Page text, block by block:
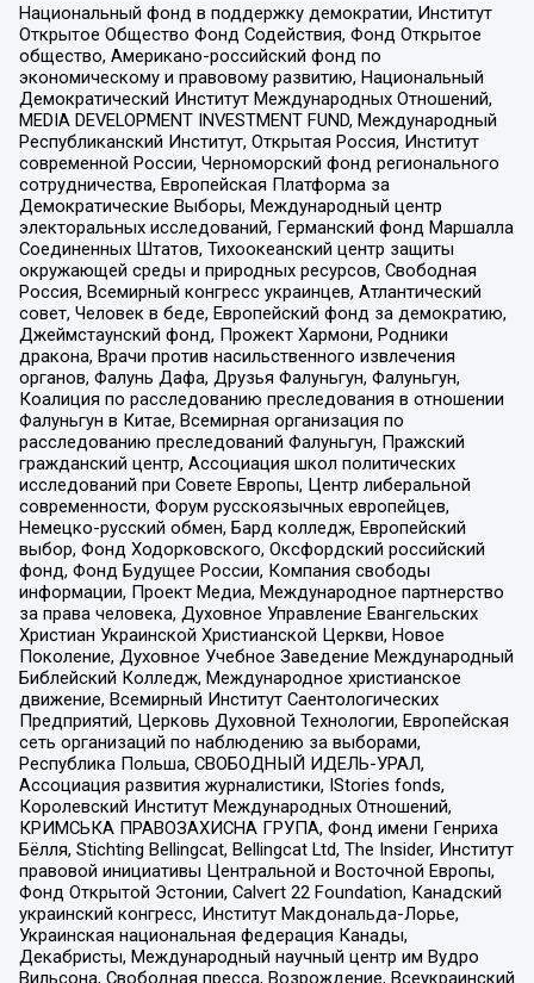
Национальный фонд в поддержку демократии, Институт
Открытое Общество Фонд Содействия, Фонд Открытое
общество, Американо-российский фонд по
экономическому и правовому развитию, Национальный
Демократический Институт Международных Отношений,
MEDIA DEVELOPMENT INVESTMENT FUND, Международный
Республиканский Институт, Открытая Россия, Институт
современной России, Черноморский фонд регионального
сотрудничества, Европейская Платформа за
Демократические Выборы, Международный центр
электоральных исследований, Германский фонд Маршалла
Соединенных Штатов, Тихоокеанский центр защиты
окружающей среды и природных ресурсов, Свободная
Россия, Всемирный конгресс украинцев, Атлантический
совет, Человек в беде, Европейский фонд за демократию,
Джеймстаунский фонд, Прожект Хармони, Родники
дракона, Врачи против насильственного извлечения
органов, Фалунь Дафа, Друзья Фалуньгун, Фалуньгун,
Коалиция по расследованию преследования в отношении
Фалуньгун в Китае, Всемирная организация по
расследованию преследований Фалуньгун, Пражский
гражданский центр, Ассоциация школ политических
исследований при Совете Европы, Центр либеральной
современности, Форум русскоязычных европейцев,
Немецко-русский обмен, Бард колледж, Европейский
выбор, Фонд Ходорковского, Оксфордский российский
фонд, Фонд Будущее России, Компания свободы
информации, Проект Медиа, Международное партнерство
за права человека, Духовное Управление Евангельских
Христиан Украинской Христианской Церкви, Новое
Поколение, Духовное Учебное Заведение Международный
Библейский Колледж, Международное христианское
движение, Всемирный Институт Саентологических
Предприятий, Церковь Духовной Технологии, Европейская
сеть организаций по наблюдению за выборами,
Республика Польша, СВОБОДНЫЙ ИДЕЛЬ-УРАЛ,
Ассоциация развития журналистики, IStories fonds,
Королевский Институт Международных Отношений,
КРИМСЬКА ПРАВОЗАХИСНА ГРУПА, Фонд имени Генриха
Бёлля, Stichting Bellingcat, Bellingcat Ltd, The Insider, Институт
правовой инициативы Центральной и Восточной Европы,
Фонд Открытой Эстонии, Calvert 22 Foundation, Канадский
украинский конгресс, Институт Макдональда-Лорье,
Украинская национальная федерация Канады,
Декабристы, Международный научный центр им Вудро
Вильсона, Свободная пресса, Возрождение, Всеукраинский